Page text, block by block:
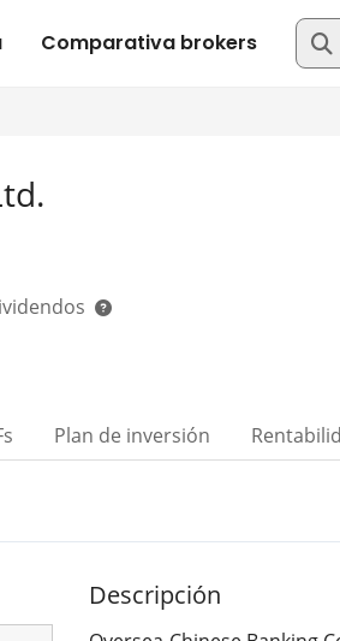
Plan de inversión
Descripción